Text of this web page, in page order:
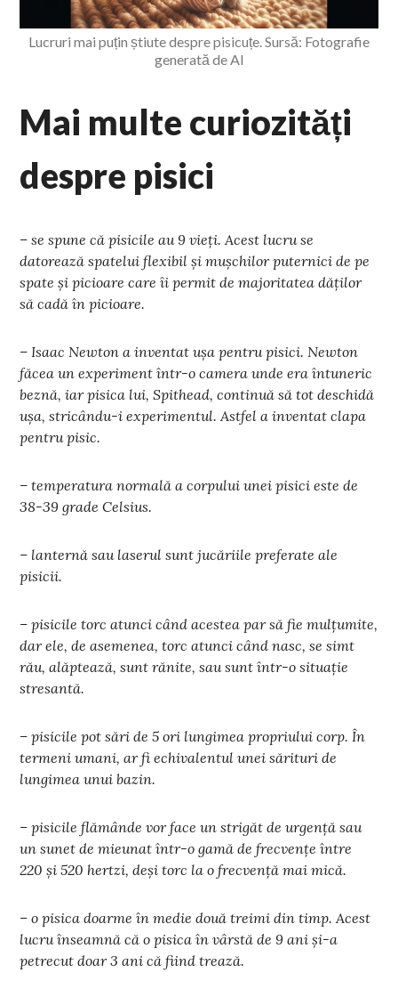
Lucruri mai puțin știute despre pisicuțe. Sursă: Fotografie
generată de AI
Mai multe curiozități
despre pisici
– se spune că pisicile au 9 vieți. Acest lucru se
datorează spatelui flexibil și mușchilor puternici de pe
spate și picioare care îi permit de majoritatea dăților
să cadă în picioare.
– Isaac Newton a inventat ușa pentru pisici. Newton
făcea un experiment într-o camera unde era întuneric
beznă, iar pisica lui, Spithead, continuă să tot deschidă
ușa, stricându-i experimentul. Astfel a inventat clapa
pentru pisic.
– temperatura normală a corpului unei pisici este de
38-39 grade Celsius.
– lanternă sau laserul sunt jucăriile preferate ale
pisicii.
– pisicile torc atunci când acestea par să fie mulţumite,
dar ele, de asemenea, torc atunci când nasc, se simt
rău, alăptează, sunt rănite, sau sunt într-o situaţie
stresantă.
– pisicile pot sări de 5 ori lungimea propriului corp. În
termeni umani, ar fi echivalentul unei sărituri de
lungimea unui bazin.
– pisicile flămânde vor face un strigăt de urgenţă sau
un sunet de mieunat într-o gamă de frecvenţe între
220 şi 520 hertzi, deşi torc la o frecvenţă mai mică.
– o pisica doarme în medie două treimi din timp. Acest
lucru înseamnă că o pisica în vârstă de 9 ani și-a
petrecut doar 3 ani că fiind trează.